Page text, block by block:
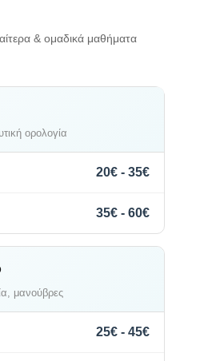
& ομαδικά μαθήματα
ορολογία
20€ - 35€
35€ - 60€
μανούβρες
25€ - 45€